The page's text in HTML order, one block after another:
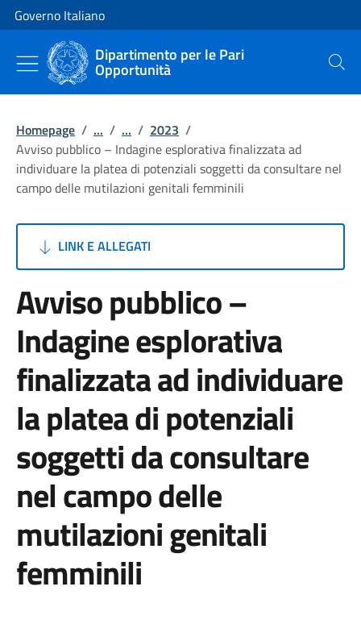
Vai al contenuto
Vai alla navigazione del sito
Governo Italiano
Dipartimento per le Pari
Opportunità Cerca
Homepage / ... / ... / 2023 /
Avviso pubblico – Indagine esplorativa finalizzata ad
individuare la platea di potenziali soggetti da consultare nel
campo delle mutilazioni genitali femminili
LINK E ALLEGATI
Avviso pubblico –
Indagine esplorativa
finalizzata ad individuare
la platea di potenziali
soggetti da consultare
nel campo delle
mutilazioni genitali
femminili